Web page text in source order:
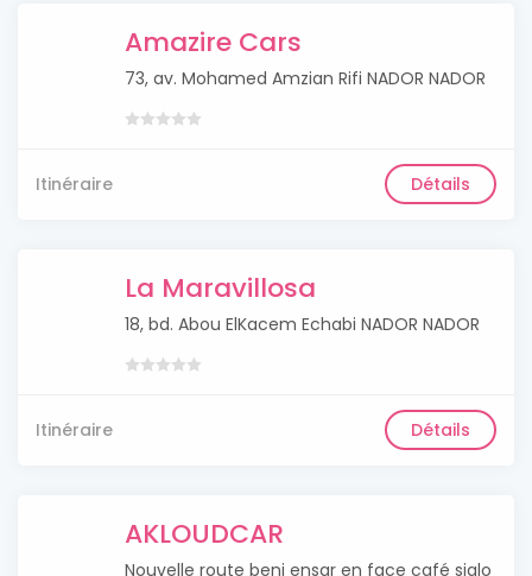
Amazire Cars
73, av. Mohamed Amzian Rifi NADOR NADOR
Itinéraire Détails
La Maravillosa
18, bd. Abou ElKacem Echabi NADOR NADOR
Itinéraire Détails
AKLOUDCAR
Nouvelle route beni ensar en face café siglo